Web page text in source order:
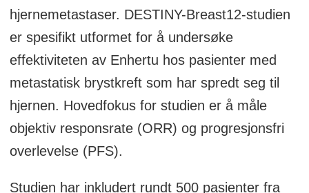
hjernemetastaser. DESTINY-Breast12-studien
er spesifikt utformet for å undersøke
effektiviteten av Enhertu hos pasienter med
metastatisk brystkreft som har spredt seg til
hjernen. Hovedfokus for studien er å måle
objektiv responsrate (ORR) og progresjonsfri
overlevelse (PFS).
Studien har inkludert rundt 500 pasienter fra